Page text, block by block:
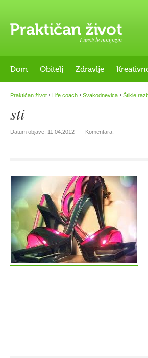
Lifestyle magazin
Dom Obitelj Zdravlje
Praktičan život › Life coach › Svakodnevica › Štikle
sti
Datum objave: 11.04.2012 Komentara: